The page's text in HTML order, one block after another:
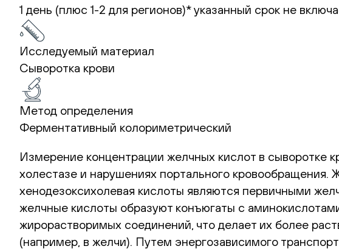
1 день (плюс 1-2 для регионов)*указанный срок не
Исследуемый материал
Сыворотка крови
Метод определения
Ферментативный колориметрический
Измерение концентрации желчных кислот в сыворотке
холестазе и нарушениях портального кровообращения.
хенодезоксихолевая кислоты являются первичными
желчные кислоты образуют конъюгаты с
жирорастворимых соединений, что делает их более
(например, в желчи). Путем энергозависимого